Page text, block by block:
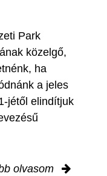
Park
közelgő,
ha
a jeles
jétől elindítjuk
olvasom